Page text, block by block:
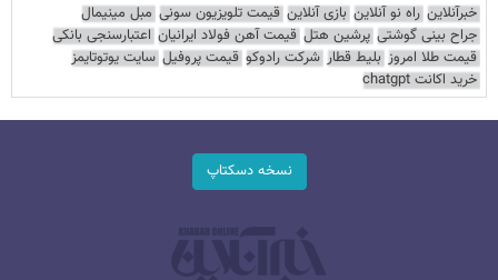
خبرآنلاین راه نو آنلاین بازی آنلاین قیمت تلویزیون سونی مبل مینیمال
جراح بینی گوشتی پرشین هتل قیمت آهن فولاد ایرانیان اعتبارسنجی بانکی
قیمت طلا امروز بلیط قطار شرکت رادوکو قیمت پروفیل سایت یوتوتایمز
خرید اکانت chatgpt
نسخه دسکتاپ